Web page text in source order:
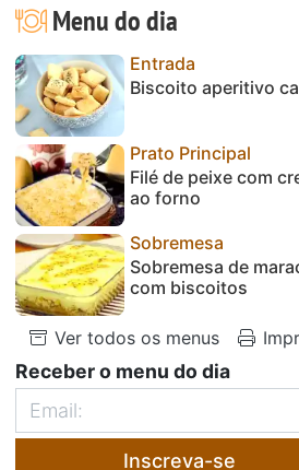
Menu do dia
Entrada
Biscoito aperitivo
Prato Principal
Filé de peixe com
ao forno
Sobremesa
Sobremesa de
com biscoitos
Ver todos os menus
Receber o menu do dia
Inscreva-se